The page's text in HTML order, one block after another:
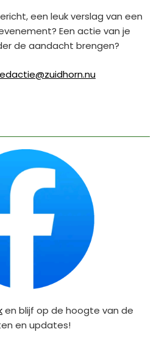
een leuk verslag van een
Een actie van je
de aandacht brengen?
en blijf op de hoogte van de
en updates!